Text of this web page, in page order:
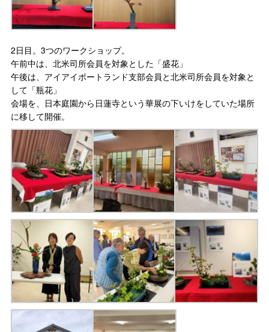
2日目。3つのワークショップ。
午前中は、北米司所会員を対象とした「盛花」
午後は、アイアイポートランド支部会員と北米司所会員を対象と
して「瓶花」
会場を、日本庭園から日蓮寺という華展の下いけをしていた場所
に移して開催。